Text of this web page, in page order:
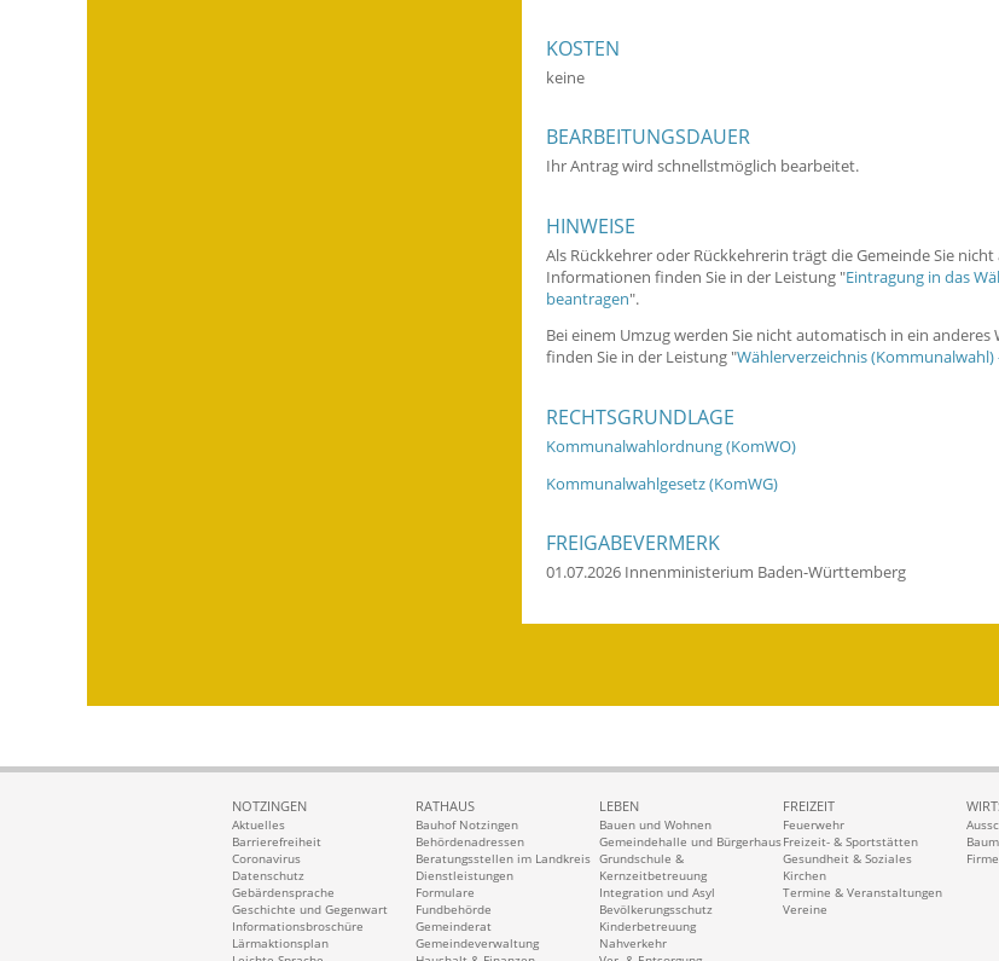
KOSTEN
keine
BEARBEITUNGSDAUER
Ihr Antrag wird schnellstmöglich bearbeitet.
HINWEISE
Als Rückkehrer oder Rückkehrerin trägt die Gemeinde Sie
Informationen finden Sie in der Leistung "Eintragung in das
beantragen".
Bei einem Umzug werden Sie nicht automatisch in ein
finden Sie in der Leistung "Wählerverzeichnis
RECHTSGRUNDLAGE
Kommunalwahlordnung (KomWO)
Kommunalwahlgesetz (KomWG)
FREIGABEVERMERK
01.07.2026 Innenministerium Baden-Württemberg
NOTZINGEN
Aktuelles
Barrierefreiheit
Coronavirus
Datenschutz
Gebärdensprache
Geschichte und Gegenwart
Informationsbroschüre
Lärmaktionsplan
RATHAUS
Bauhof Notzingen
Behördenadressen
Beratungsstellen im Landkreis
Dienstleistungen
Formulare
Fundbehörde
Gemeinderat
Gemeindeverwaltung
LEBEN
Bauen und Wohnen
Gemeindehalle und Bürgerhaus
Grundschule &
Kernzeitbetreuung
Integration und Asyl
Bevölkerungsschutz
Kinderbetreuung
Nahverkehr
FREIZEIT
Feuerwehr
Freizeit- & Sportstätten
Gesundheit & Soziales
Kirchen
Termine & Veranstaltungen
Vereine